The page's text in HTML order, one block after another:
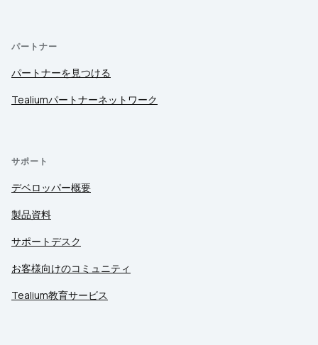
パートナー
パートナーを見つける
Tealiumパートナーネットワーク
サポート
デベロッパー概要
製品資料
サポートデスク
お客様向けのコミュニティ
Tealium教育サービス